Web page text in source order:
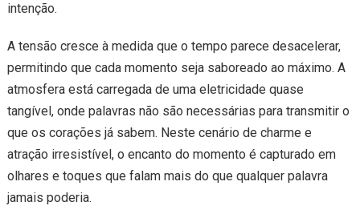
intenção.
A tensão cresce à medida que o tempo parece desacelerar,
permitindo que cada momento seja saboreado ao máximo. A
atmosfera está carregada de uma eletricidade quase
tangível, onde palavras não são necessárias para transmitir o
que os corações já sabem. Neste cenário de charme e
atração irresistível, o encanto do momento é capturado em
olhares e toques que falam mais do que qualquer palavra
jamais poderia.